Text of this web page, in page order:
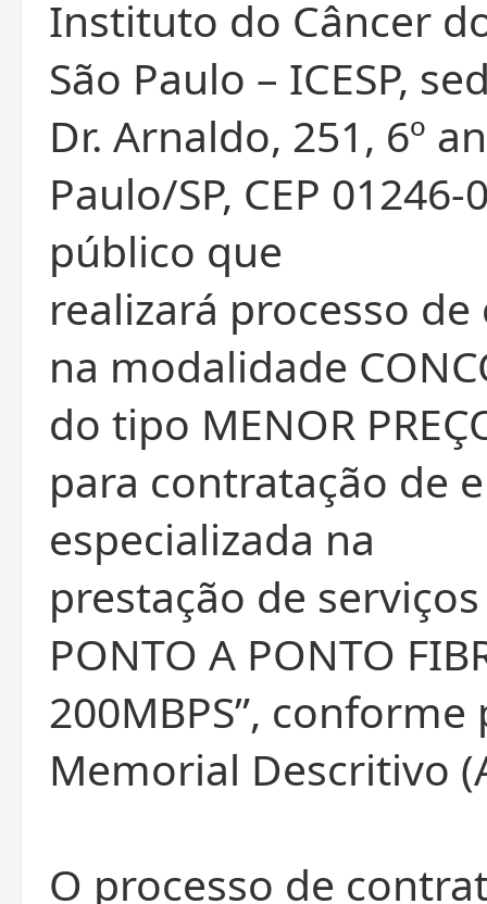
Instituto do Câncer
São Paulo – ICESP,
Dr. Arnaldo, 251, 6º
Paulo/SP, CEP
público que
realizará processo
na modalidade
do tipo MENOR
para contratação de
especializada na
prestação de
PONTO A PONTO
200MBPS”,
Memorial Descritivo
O processo de